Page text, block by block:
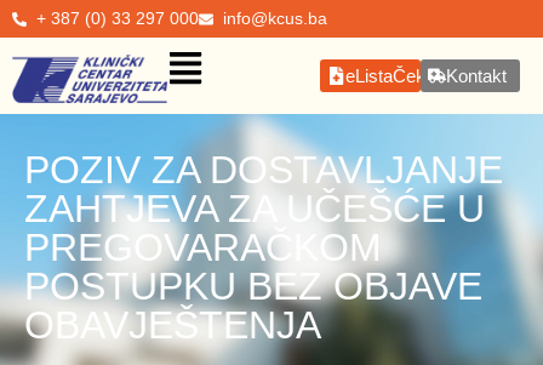
+ 387 (0) 33 297 000 info@kcus.ba
eListaČekanjaKontakt
POZIV ZA DOSTAVLJANJE
ZAHTJEVA ZA UČEŠĆE U
PREGOVARAČKOM
POSTUPKU BEZ OBJAVE
OBAVJEŠTENJA